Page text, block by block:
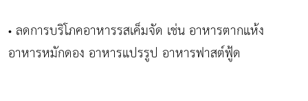
• ลดการบริโภคอาหารรสเค็มจัด เช่น อาหารตากแห้ง
อาหารหมักดอง อาหารแปรรูป อาหารฟาสต์ฟู้ด